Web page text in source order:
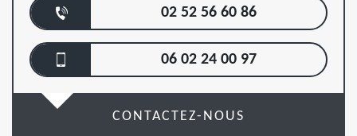
02 52 56 60 86
06 02 24 00 97
CONTACTEZ-NOUS